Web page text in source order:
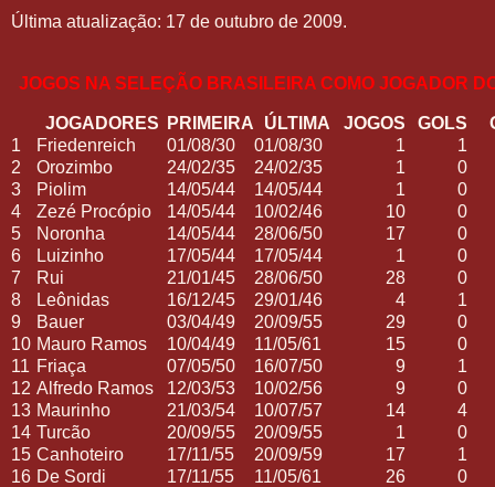
Última atualização: 17 de outubro de 2009.
JOGOS NA SELEÇÃO BRASILEIRA COMO JOGADOR
JOGADORES PRIMEIRA ÚLTIMA JOGOS GOLS
1
Friedenreich 01/08/30 01/08/30 1
1
2
Orozimbo 24/02/35 24/02/35 1
0
3
Piolim 14/05/44 14/05/44 1
0
4
Zezé Procópio 14/05/44 10/02/46 10
0
5
Noronha 14/05/44 28/06/50 17
0
6
Luizinho 17/05/44 17/05/44 1
0
7
Rui 21/01/45 28/06/50 28
0
8
Leônidas 16/12/45 29/01/46 4
1
9
Bauer 03/04/49 20/09/55 29
0
10 Mauro Ramos 10/04/49 11/05/61 15
0
11 Friaça 07/05/50 16/07/50 9
1
12 Alfredo Ramos 12/03/53 10/02/56 9
0
13 Maurinho 21/03/54 10/07/57 14
4
14 Turcão 20/09/55 20/09/55 1
0
15 Canhoteiro 17/11/55 20/09/59 17
1
16 De Sordi 17/11/55 11/05/61 26
0